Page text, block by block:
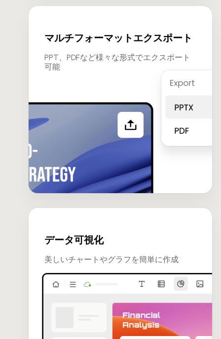
マルチフォーマットエクスポート
PPT、PDFなど様々な形式でエクスポート
可能
データ可視化
美しいチャートやグラフを簡単に作成